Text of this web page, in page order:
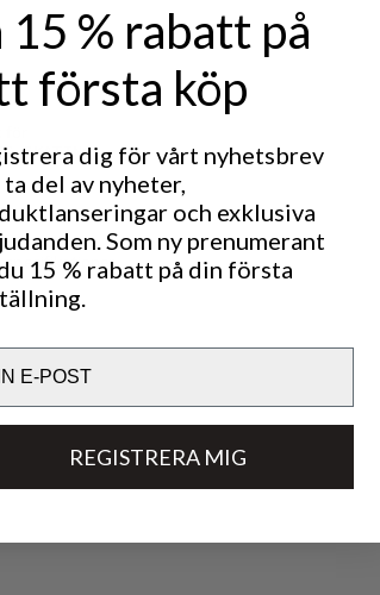
SKATING
specifikationer
15 % rabatt på
första köp
dig för vårt nyhetsbrev
del av nyheter,
och exklusiva
Som ny prenumerant
15 % rabatt på din första
REGISTRERA MIG